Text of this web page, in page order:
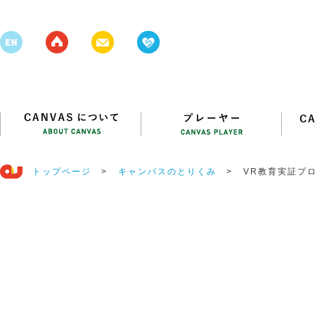
トップページ > キャンバスのとりくみ > VR教育実証プ